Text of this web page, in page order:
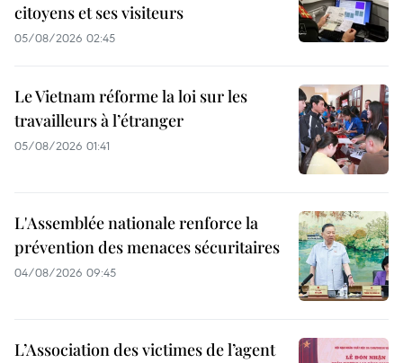
citoyens et ses visiteurs
05/08/2026 02:45
Le Vietnam réforme la loi sur les
travailleurs à l’étranger
05/08/2026 01:41
L'Assemblée nationale renforce la
prévention des menaces sécuritaires
04/08/2026 09:45
L’Association des victimes de l’agent